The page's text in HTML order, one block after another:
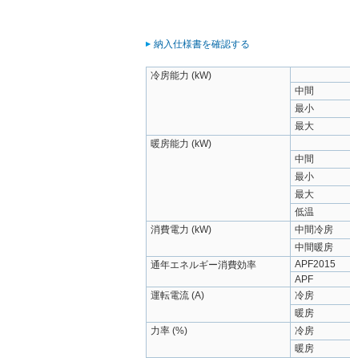
納入仕様書を確認する
冷房能力 (kW)
中間
最小
最大
暖房能力 (kW)
中間
最小
最大
低温
消費電力 (kW)
中間冷房
中間暖房
通年エネルギー消費効率
APF2015
APF
運転電流 (A)
冷房
暖房
力率 (%)
冷房
暖房